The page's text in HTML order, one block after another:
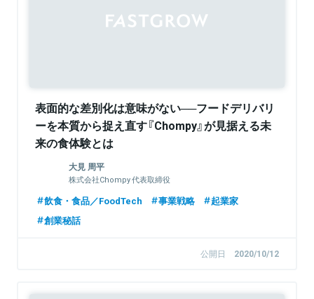
表面的な差別化は意味がない──フードデリバリ
ーを本質から捉え直す『Chompy』が見据える未
来の食体験とは
大見 周平
株式会社Chompy 代表取締役
飲食・食品／FoodTech 事業戦略
起業家
創業秘話
公開日 2020/10/12